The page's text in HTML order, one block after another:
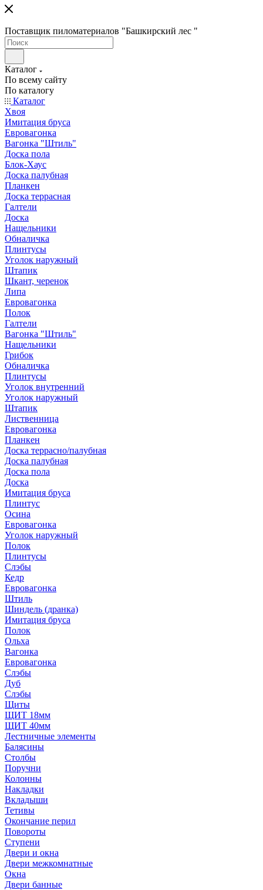
Поставщик пиломатериалов "Башкирский лес "
Каталог
По всему сайту
По каталогу
Каталог
Хвоя
Имитация бруса
Евровагонка
Вагонка "Штиль"
Доска пола
Блок-Хаус
Доска палубная
Планкен
Доска террасная
Галтели
Доска
Нащельники
Обналичка
Плинтусы
Уголок наружный
Штапик
Шкант, черенок
Липа
Евровагонка
Полок
Галтели
Вагонка "Штиль"
Нащельники
Грибок
Обналичка
Плинтусы
Уголок внутренний
Уголок наружный
Штапик
Лиственница
Евровагонка
Планкен
Доска террасно/палубная
Доска палубная
Доска пола
Доска
Имитация бруса
Плинтус
Осина
Евровагонка
Уголок наружный
Полок
Плинтусы
Слэбы
Кедр
Евровагонка
Штиль
Шиндель (дранка)
Имитация бруса
Полок
Ольха
Вагонка
Евровагонка
Слэбы
Дуб
Слэбы
Щиты
ЩИТ 18мм
ЩИТ 40мм
Лестничные элементы
Балясины
Столбы
Поручни
Колонны
Накладки
Вкладыши
Тетивы
Окончание перил
Повороты
Ступени
Двери и окна
Двери межкомнатные
Окна
Двери банные